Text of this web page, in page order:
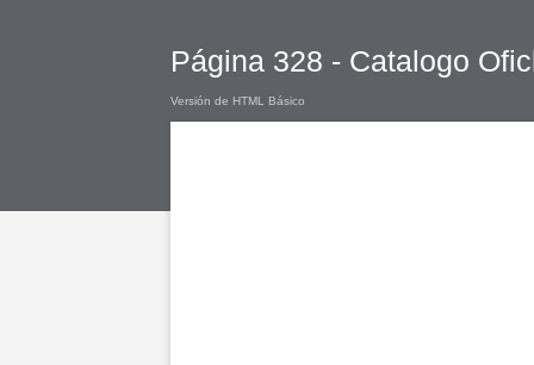
Página 328 - Catalogo
Versión de HTML Básico